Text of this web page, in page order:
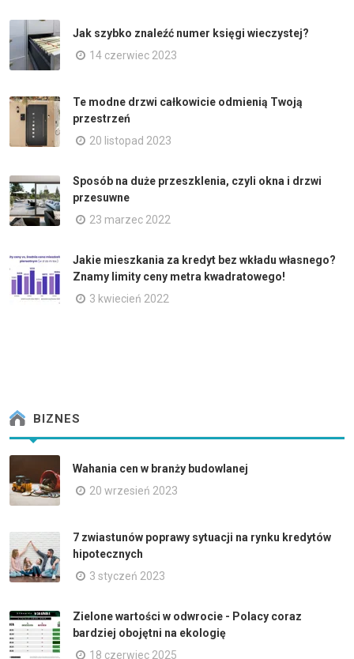
Jak szybko znaleźć numer księgi wieczystej?
14 czerwiec 2023
Te modne drzwi całkowicie odmienią Twoją
przestrzeń
20 listopad 2023
Sposób na duże przeszklenia, czyli okna i drzwi
przesuwne
23 marzec 2022
Jakie mieszkania za kredyt bez wkładu własnego?
Znamy limity ceny metra kwadratowego!
3 kwiecień 2022
BIZNES
Wahania cen w branży budowlanej
20 wrzesień 2023
7 zwiastunów poprawy sytuacji na rynku kredytów
hipotecznych
3 styczeń 2023
Zielone wartości w odwrocie - Polacy coraz
bardziej obojętni na ekologię
18 czerwiec 2025